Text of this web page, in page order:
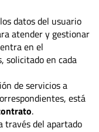
datos del usuario
atender y gestionar
en el
solicitado en cada
de servicios a
está
.
través del apartado